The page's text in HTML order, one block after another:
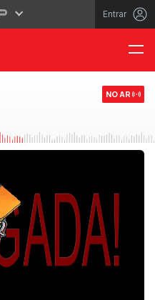
Entrar
NO AR